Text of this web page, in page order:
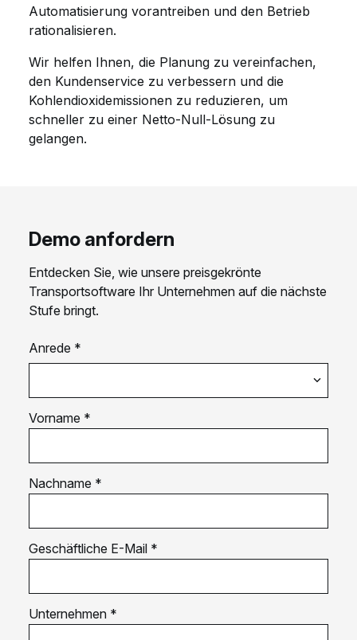
Automatisierung vorantreiben und den Betrieb
rationalisieren.
Wir helfen Ihnen, die Planung zu vereinfachen,
den Kundenservice zu verbessern und die
Kohlendioxidemissionen zu reduzieren, um
schneller zu einer Netto-Null-Lösung zu
gelangen.